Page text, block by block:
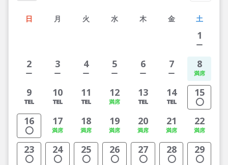
日 月 火 水 木 金 土
1
2 3 4 5 6 7 8
9 10 11 12 13 14 15
16 17 18 19 20 21 22
23 24 25 26 27 28 29